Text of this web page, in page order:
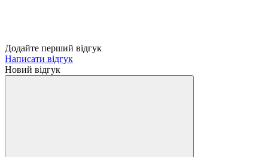
Додайте перший відгук
Написати відгук
Новий відгук